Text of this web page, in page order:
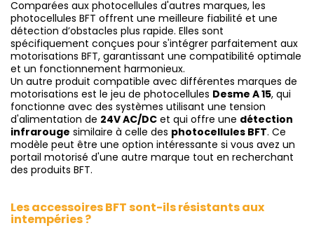
Comparées aux photocellules d'autres marques, les
photocellules BFT offrent une meilleure fiabilité et une
détection d’obstacles plus rapide. Elles sont
spécifiquement conçues pour s'intégrer parfaitement aux
motorisations BFT, garantissant une compatibilité optimale
et un fonctionnement harmonieux.
Un autre produit compatible avec différentes marques de
motorisations est le jeu de photocellules Desme A 15, qui
fonctionne avec des systèmes utilisant une tension
d'alimentation de 24V AC/DC et qui offre une détection
infrarouge similaire à celle des photocellules BFT. Ce
modèle peut être une option intéressante si vous avez un
portail motorisé d'une autre marque tout en recherchant
des produits BFT.
Les accessoires BFT sont-ils résistants aux
intempéries ?